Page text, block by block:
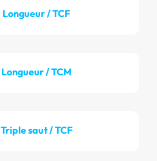
Longueur / TCF
Longueur / TCM
Triple saut / TCF